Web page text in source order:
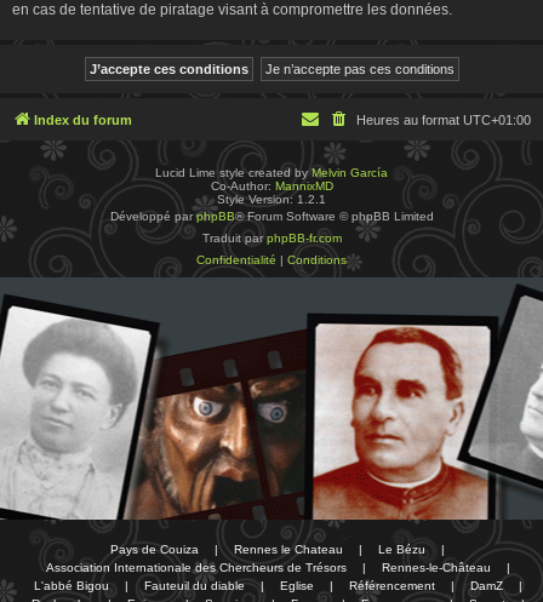
en cas de tentative de piratage visant à compromettre les données.
Index du forum Heures au format UTC+01:00
Lucid Lime style created byMelvin García
Co-Author: MannixMD
Style Version: 1.2.1
Développé parphpBB® Forum Software © phpBB Limited
Traduit parphpBB-fr.com
Confidentialité | Conditions
Pays de Couiza | Rennes le Chateau | Le Bézu
|
Association Internationale des Chercheurs de Trésors
| Rennes-le-Château
|
L'abbé Bigou
| Fauteuil du diable | Eglise | Référencement | DamZ
|